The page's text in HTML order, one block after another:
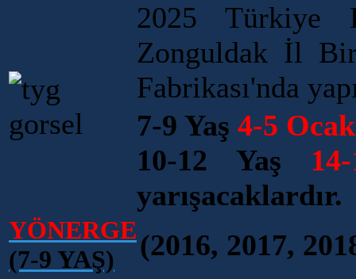
2025 Türkiye
Zonguldak İl
Fabrikası'nda
7-9 Yaş 4-5
10-12 Yaş
yarışacaklardır.
YÖNERGE
(7-9 YAŞ)
(2016, 2017,